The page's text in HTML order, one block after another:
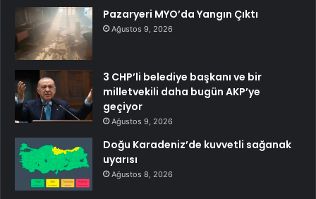
Pazaryeri MYO’da Yangın Çıktı
Ağustos 9, 2026
3 CHP’li belediye başkanı ve bir
milletvekili daha bugün AKP’ye
geçiyor
Ağustos 9, 2026
Doğu Karadeniz’de kuvvetli sağanak
uyarısı
Ağustos 8, 2026